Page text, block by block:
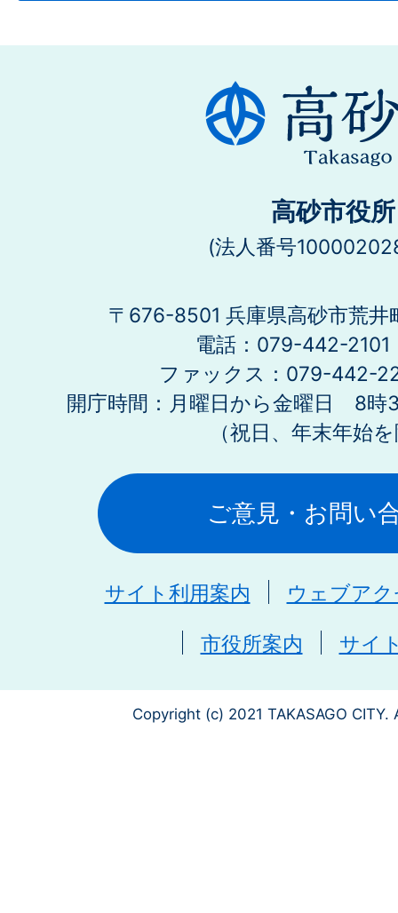
高砂市役所
(法人番号
〒676-8501 兵庫県高砂市荒井
電話：079-442-2101
ファックス：079-442-
開庁時間：月曜日から金曜日 8時
（祝日、年末年始
ご意見・お問い
サイト利用案内 ウェブア
市役所案内 サイ
Copyright (c) 2021 TAKASAGO CITY.